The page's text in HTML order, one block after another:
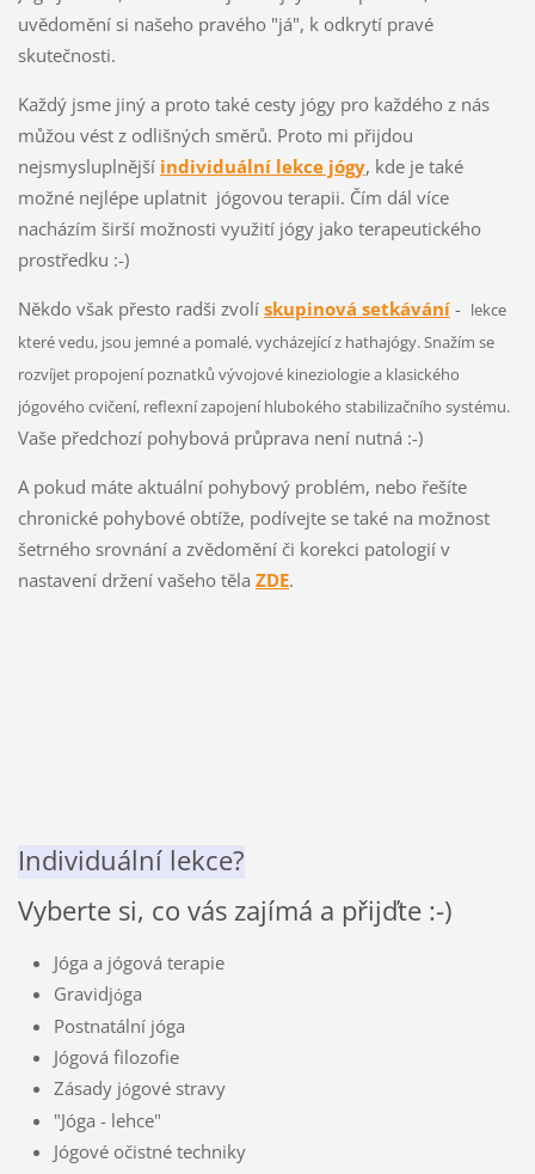
uvědomění si našeho pravého "já", k odkrytí pravé
skutečnosti.
Každý jsme jiný a proto také cesty jógy pro každého z nás
můžou vést z odlišných směrů. Proto mi přijdou
nejsmysluplnější individuální lekce jógy, kde je také
možné nejlépe uplatnit jógovou terapii. Čím dál více
nacházím širší možnosti využití jógy jako terapeutického
prostředku :-)
Někdo však přesto radši zvolí skupinová setkávání- lekce
které vedu, jsou jemné a pomalé, vycházející z hathajógy. Snažím se
rozvíjet propojení poznatků vývojové kineziologie a klasického
jógového cvičení, reflexní zapojení hlubokého stabilizačního systému.
Vaše předchozí pohybová průprava není nutná :-)
A pokud máte aktuální pohybový problém, nebo řešíte
chronické pohybové obtíže, podívejte se také na možnost
šetrného srovnání a zvědomění či korekci patologií v
nastavení držení vašeho těla ZDE.
Individuální lekce?
Vyberte si, co vás zajímá a přijďte :-)
Jóga a jógová terapie
Gravidjóga
Postnatální jóga
Jógová filozofie
Zásady jógové stravy
"Jóga - lehce"
Jógové očistné techniky